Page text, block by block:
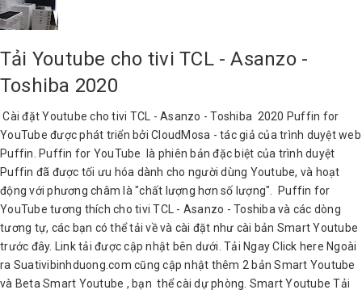
Tải Youtube cho tivi TCL - Asanzo -
Toshiba 2020
Cài đặt Youtube cho tivi TCL - Asanzo - Toshiba 2020 Puffin for
YouTube được phát triển bởi CloudMosa - tác giả của trình duyệt web
Puffin. Puffin for YouTube là phiên bản đặc biệt của trình duyệt
Puffin đã được tối ưu hóa dành cho người dùng Youtube, và hoạt
động với phương châm là "chất lượng hơn số lượng". Puffin for
YouTube tương thích cho tivi TCL - Asanzo - Toshiba và các dòng
tương tự, các bạn có thể tải về và cài đặt như cài bản Smart Youtube
trước đây. Link tải được cập nhật bên dưới. Tải Ngay Click here Ngoài
ra Suativibinhduong.com cũng cập nhật thêm 2 bản Smart Youtube
và Beta Smart Youtube , bạn thể cài dự phòng. Smart Youtube Tải